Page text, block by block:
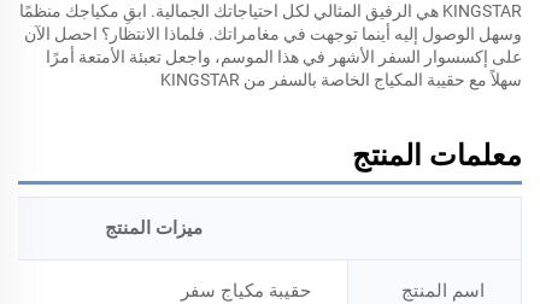
KINGSTAR هي الرفيق المثالي لكل احتياجاتك الجمالية. ابقِ مكياجك منظمًا
وسهل الوصول إليه أينما توجهت في مغامراتك. فلماذا الانتظار؟ احصل الآن
على إكسسوار السفر الأشهر في هذا الموسم، واجعل تعبئة الأمتعة أمرًا
سهلاً مع حقيبة المكياج الخاصة بالسفر من KINGSTAR
معلمات المنتج
ميزات المنتج
اسم المنتج حقيبة مكياج سفر